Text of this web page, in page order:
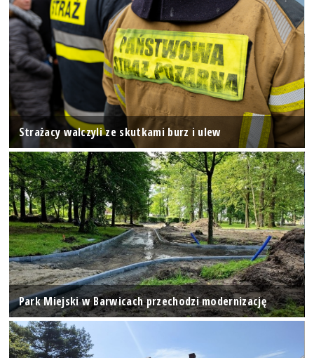
Strażacy walczyli ze skutkami burz i ulew
Park Miejski w Barwicach przechodzi modernizację